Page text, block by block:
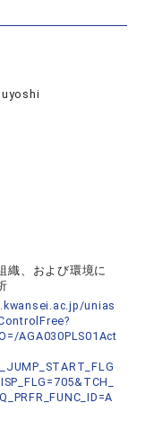
織、および環境に
unias
AGA030PLS01Act